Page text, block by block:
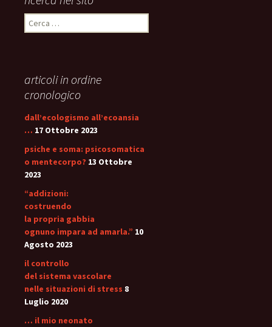
Ricerca
per:
articoli in ordine
cronologico
dall’ecologismo all’ecoansia
… 17 Ottobre 2023
psiche e soma: psicosomatica
o mentecorpo? 13 Ottobre
2023
“addizioni:
costruendo
la propria gabbia
ognuno impara ad amarla.” 10
Agosto 2023
il controllo
del sistema vascolare
nelle situazioni di stress 8
Luglio 2020
… il mio neonato